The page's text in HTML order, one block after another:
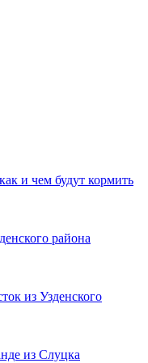
и чем будут кормить
района
из Узденского
из Слуцка